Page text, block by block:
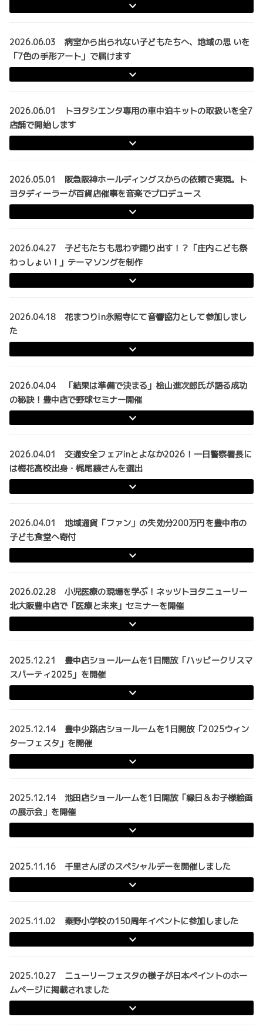
2026.06.03 病室から出られない子どもたちへ、地域の思 いを
「7色の手形アート」で届けます
2026.06.01 トヨタシエンタ専用の車中泊キットの取扱いを全7
店舗で開始します
2026.05.01 阪急阪神ホールディングスからの依頼で実現。ト
ヨタディーラーが百貨店催事を音楽でプロデュース
2026.04.27 子どもたちも思わず踊り出す！？「庄内こども祭
わっしょい！」テーマソングを制作
2026.04.18 花まつりin永照寺にて音響協力として参加しまし
た
2026.04.04 「結果は準備で決まる」桧山進次郎氏が語る成功
の秘訣！豊中店で野球セミナー開催
2026.04.01 交通安全フェアinとよなか2026！一日警察署⾧に
は梅花高校出身・梶尾綾さんを選出
2026.04.01 地域通貨「ファン」の失効分200万円を豊中市の
子ども食堂へ寄付
2026.02.28 小児医療の現場を学ぶ！ネッツトヨタニューリー
北大阪豊中店で「医療と未来」セミナーを開催
2025.12.21 豊中店ショールームを1日開放「ハッピークリスマ
スパーティ2025」を開催
2025.12.14 豊中少路店ショールームを1日開放「2025ウィン
ターフェスタ」を開催
2025.12.14 池田店ショールームを1日開放「縁日＆お子様絵画
の展示会」を開催
2025.11.16 千里さんぽのスペシャルデーを開催しました
2025.11.02 秦野小学校の150周年イベントに参加しました
2025.10.27 ニューリーフェスタの様子が日本ペイントのホー
ムページに掲載されました